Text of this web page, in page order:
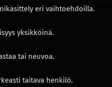
eri vaihtoehdoilla.
yksikköinä.
tai neuvoa.
taitava henkilö.